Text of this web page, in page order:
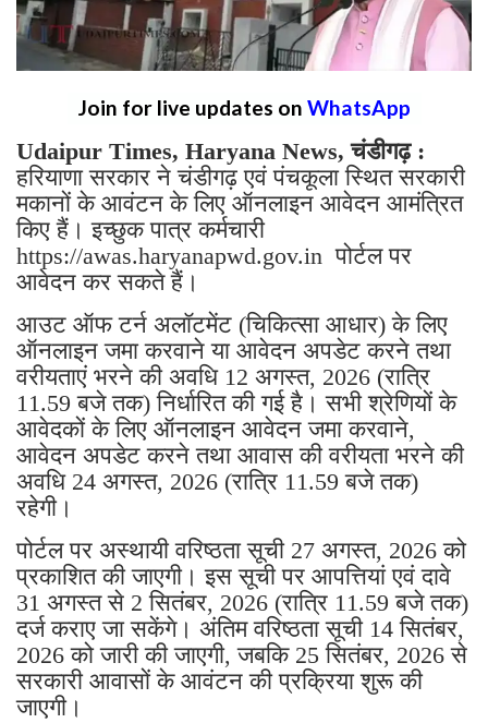
Join for live updates on WhatsApp
Udaipur Times, Haryana News, चंडीगढ़ :
हरियाणा सरकार ने चंडीगढ़ एवं पंचकूला स्थित सरकारी
मकानों के आवंटन के लिए ऑनलाइन आवेदन आमंत्रित
किए हैं। इच्छुक पात्र कर्मचारी
https://awas.haryanapwd.gov.in पोर्टल पर
आवेदन कर सकते हैं।
आउट ऑफ टर्न अलॉटमेंट (चिकित्सा आधार) के लिए
ऑनलाइन जमा करवाने या आवेदन अपडेट करने तथा
वरीयताएं भरने की अवधि 12 अगस्त, 2026 (रात्रि
11.59 बजे तक) निर्धारित की गई है। सभी श्रेणियों के
आवेदकों के लिए ऑनलाइन आवेदन जमा करवाने,
आवेदन अपडेट करने तथा आवास की वरीयता भरने की
अवधि 24 अगस्त, 2026 (रात्रि 11.59 बजे तक)
रहेगी।
पोर्टल पर अस्थायी वरिष्ठता सूची 27 अगस्त, 2026 को
प्रकाशित की जाएगी। इस सूची पर आपत्तियां एवं दावे
31 अगस्त से 2 सितंबर, 2026 (रात्रि 11.59 बजे तक)
दर्ज कराए जा सकेंगे। अंतिम वरिष्ठता सूची 14 सितंबर,
2026 को जारी की जाएगी, जबकि 25 सितंबर, 2026 से
सरकारी आवासों के आवंटन की प्रक्रिया शुरू की
जाएगी।